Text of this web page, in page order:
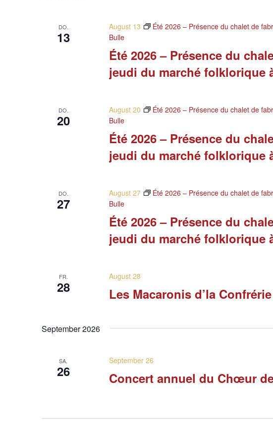
DO.
13
Été 2026 – Présence du
jeudi du marché folklorique
August 13
Été 2026 – Présence du chalet de
Bulle
DO.
20
Été 2026 – Présence du
jeudi du marché folklorique
August 20
Été 2026 – Présence du chalet de
Bulle
DO.
27
Été 2026 – Présence du
jeudi du marché folklorique
August 27
Été 2026 – Présence du chalet de
Bulle
FR.
28 Les Macaronis d’la Confrérie
August 28
September 2026
SA.
26 Concert annuel du Chœur
September 26